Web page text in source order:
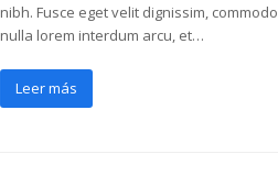
nibh. Fusce eget velit dignissim,
nulla lorem interdum arcu, et…
Leer más